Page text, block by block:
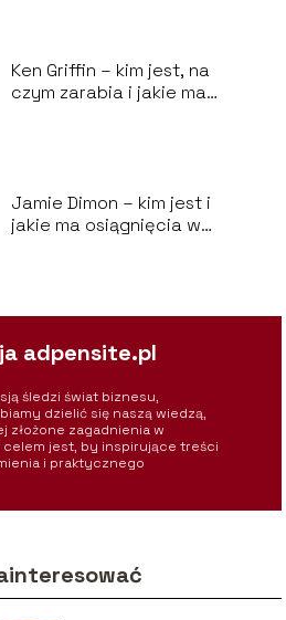
Ken Griffin – kim jest, na
czym zarabia i jakie ma
Jamie Dimon – kim jest i
jakie ma osiągnięcia w
adpensite.pl
śledzi świat biznesu,
dzielić się naszą wiedzą,
złożone zagadnienia w
jest, by inspirujące treści
i praktycznego